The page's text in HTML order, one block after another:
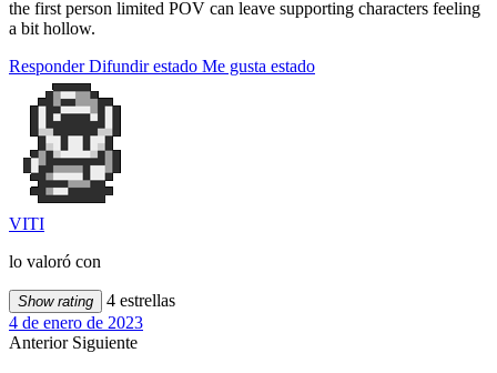
the first person limited POV can leave supporting characters feeling
a bit hollow.
Responder Difundir estado Me gusta estado
VITI
lo valoró con
Show rating
4 estrellas
4 de enero de 2023
Anterior Siguiente